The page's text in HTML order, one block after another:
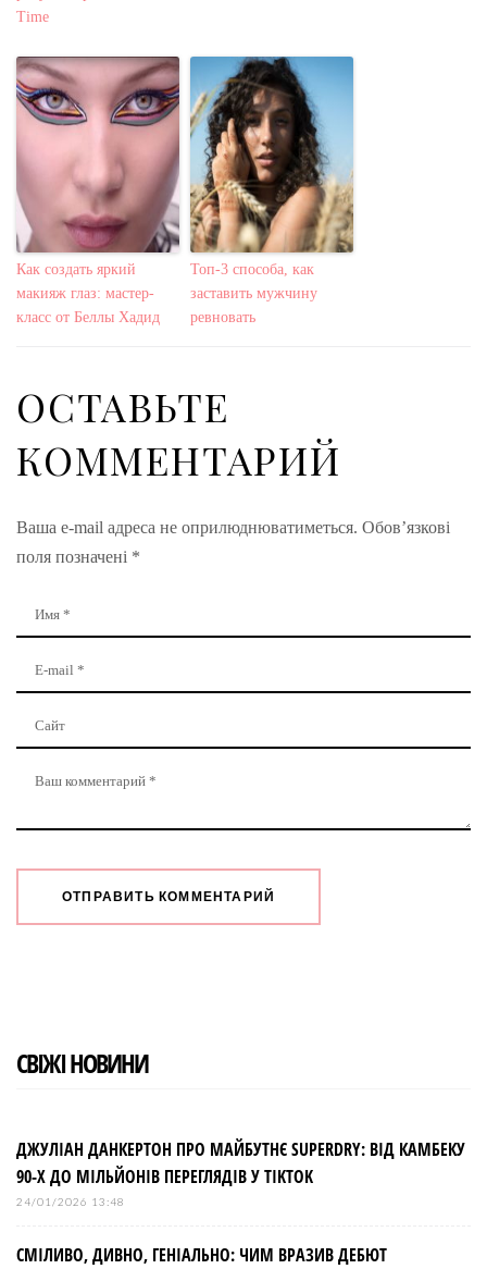
Time
Как создать яркий
макияж глаз: мастер-
класс от Беллы Хадид
Топ-3 способа, как
заставить мужчину
ревновать
ОСТАВЬТЕ
КОММЕНТАРИЙ
Ваша e-mail адреса не оприлюднюватиметься. Обов’язкові
поля позначені *
СВІЖІ НОВИНИ
ДЖУЛІАН ДАНКЕРТОН ПРО МАЙБУТНЄ SUPERDRY: ВІД КАМБЕКУ
90-Х ДО МІЛЬЙОНІВ ПЕРЕГЛЯДІВ У TIKTOK
24/01/2026 13:48
СМІЛИВО, ДИВНО, ГЕНІАЛЬНО: ЧИМ ВРАЗИВ ДЕБЮТ